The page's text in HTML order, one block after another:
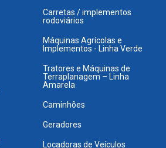
Carretas / implementos
rodoviários
Máquinas Agrícolas e
Implementos - Linha Verde
Tratores e Máquinas de
Terraplanagem – Linha
Amarela
Caminhões
Geradores
Locadoras de Veículos